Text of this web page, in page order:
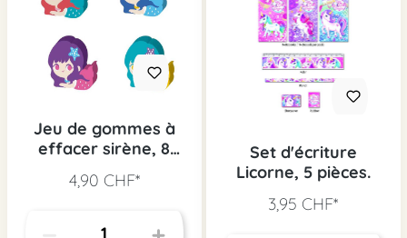
Jeu de gommes à
effacer sirène, 8
4,90 CHF*
Set d'écriture
Licorne, 5 pièces.
3,95 CHF*